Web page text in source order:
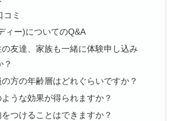
コミ
ィー)についてのQ&A
の友達、家族も一緒に体験申し込み
？
の方の年齢層はどれぐらいですか？
ような効果が得られますか？
をつけることはできますか？